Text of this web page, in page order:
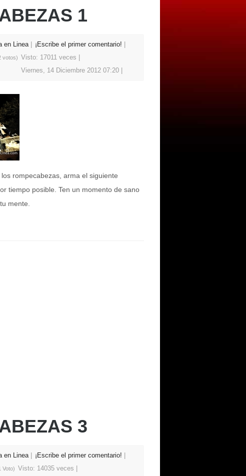
1
en Linea ¡Escribe el primer comentario!
votos) Visto: 17011 veces
Viernes, 14 Diciembre 2012 07:20
rompecabezas, arma el siguiente
tiempo posible. Ten un momento de sano
mente.
3
en Linea ¡Escribe el primer comentario!
Voto) Visto: 14035 veces